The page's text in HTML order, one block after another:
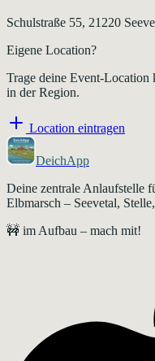
Schulstraße 55, 21220
Eigene Location?
Trage deine Event-Location
in der Region.
Location eintragen
DeichApp
Deine zentrale Anlaufstelle
Elbmarsch – Seevetal,
🚧 im Aufbau – mach mit!